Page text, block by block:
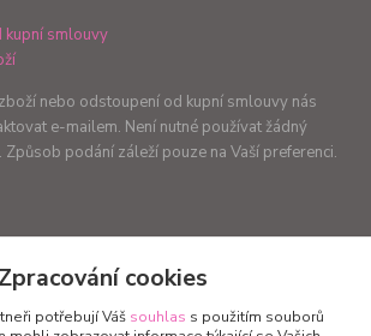
kupní smlouvy
nebo odstoupení od kupní smlouvy nás
e-mailem. Není nutné používat žádný
podání záleží pouze na Vaší preferenci.
Zpracování cookies
potřebují Váš souhlas s použitím souborů